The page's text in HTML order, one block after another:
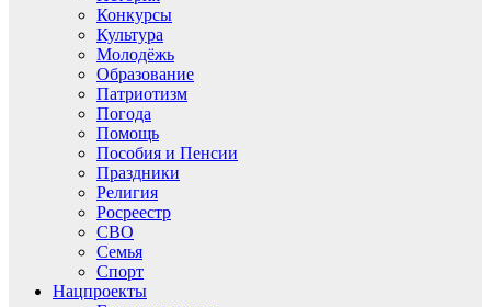
Конкурсы
Культура
Молодёжь
Образование
Патриотизм
Погода
Помощь
Пособия и Пенсии
Праздники
Религия
Росреестр
СВО
Семья
Спорт
Нацпроекты